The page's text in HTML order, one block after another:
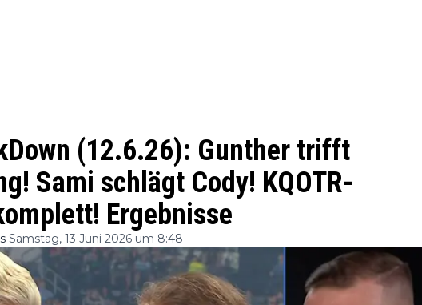
(12.6.26): Gunther trifft
Sami schlägt Cody! KQOTR-
Ergebnisse
Samstag, 13 Juni 2026 um 8:48